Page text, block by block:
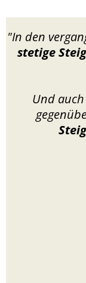
"In den
stetige
Und